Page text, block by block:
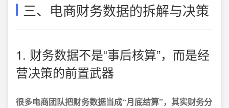
三、电商财务数据的拆解与决策
1. 财务数据不是“事后核算”，而是经
营决策的前置武器
很多电商团队把财务数据当成“月底结算”，其实财务分